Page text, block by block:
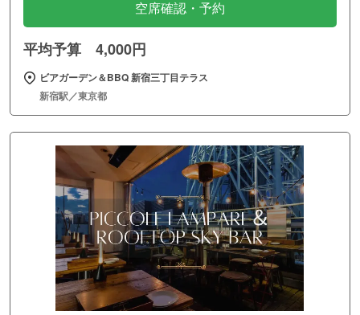
空席確認・予約
平均予算 4,000円
ビアガーデン＆BBQ 新宿三丁目テラス
新宿駅／東京都